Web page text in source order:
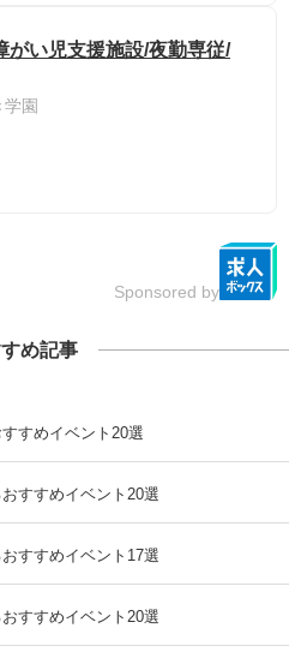
がい児支援施設/夜勤専従/
園
Sponsored by
め記事
すめイベント20選
すすめイベント20選
すすめイベント17選
すすめイベント20選